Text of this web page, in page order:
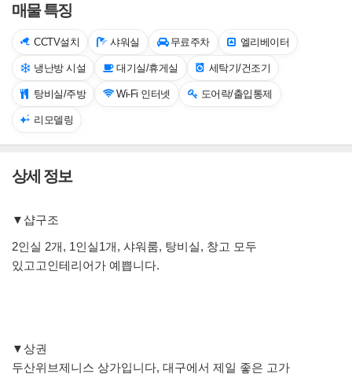
매물 특징
CCTV설치 샤워실 무료주차 엘리베이터
냉난방 시설 대기실/휴게실 세탁기/건조기
탕비실/주방 Wi-Fi 인터넷 도어락/출입통제
리모델링
상세 정보
▼샵구조
2인실 2개, 1인실1개, 샤워룸, 탕비실, 창고 모두
있고고인테리어가 예쁩니다.
▼상권
두산위브제니스 상가입니다, 대구에서 제일 좋은 고가